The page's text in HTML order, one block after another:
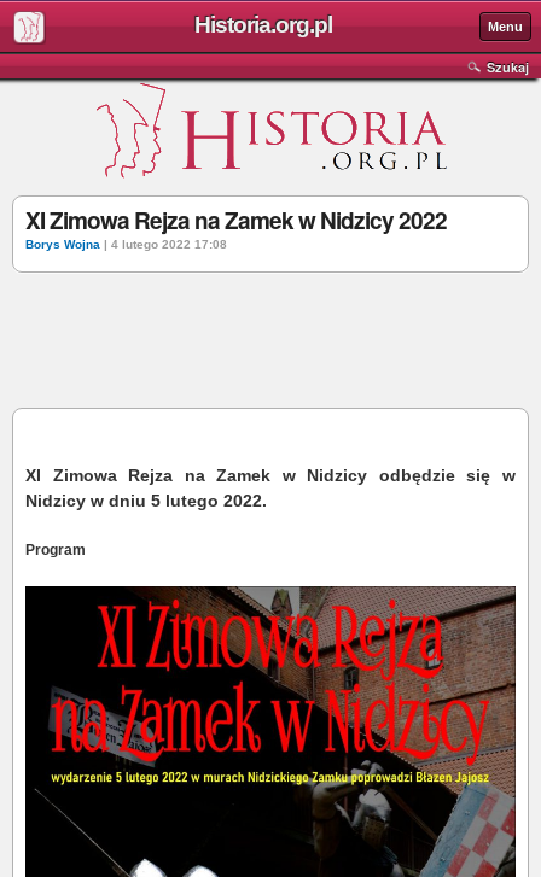
Historia.org.pl Menu
Szukaj
XI Zimowa Rejza na Zamek w Nidzicy 2022
Borys Wojna | 4 lutego 2022 17:08
XI Zimowa Rejza na Zamek w Nidzicy odbędzie się w
Nidzicy w dniu 5 lutego 2022.
Program